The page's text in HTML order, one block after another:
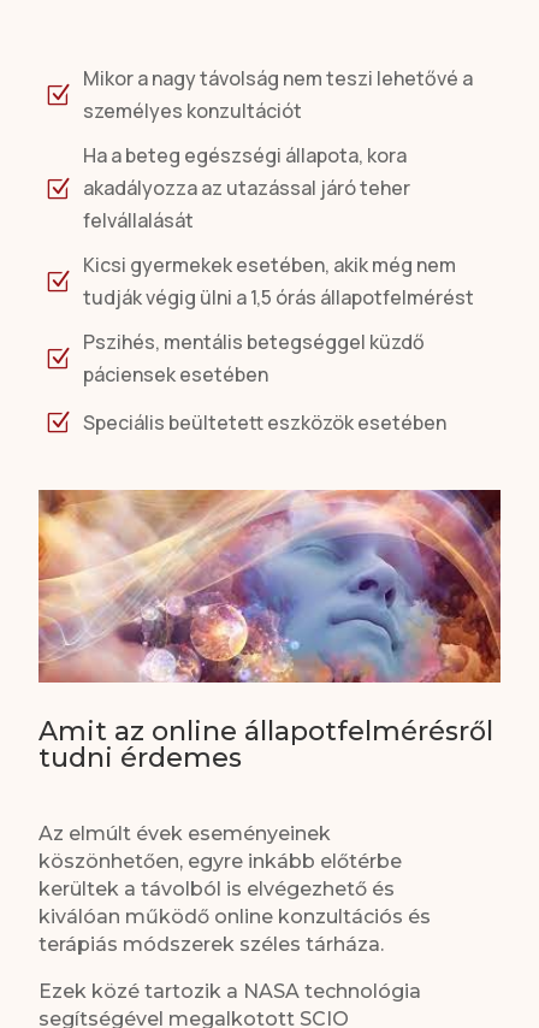
Z
Mikor a nagy távolság nem teszi lehetővé a
személyes konzultációt
Z
Ha a beteg egészségi állapota, kora
akadályozza az utazással járó teher
felvállalását
Z
Kicsi gyermekek esetében, akik még nem
tudják végig ülni a 1,5 órás állapotfelmérést
Z
Pszihés, mentális betegséggel küzdő
páciensek esetében
Z Speciális beültetett eszközök esetében
Amit az online állapotfelmérésről
tudni érdemes
Az elmúlt évek eseményeinek
köszönhetően, egyre inkább előtérbe
kerültek a távolból is elvégezhető és
kiválóan működő online konzultációs és
terápiás módszerek széles tárháza.
Ezek közé tartozik a NASA technológia
segítségével megalkotott SCIO